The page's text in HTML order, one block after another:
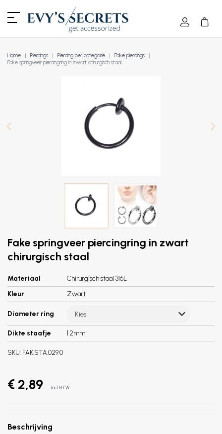
Home Piercings Piercing per categorie
Fake piercings
Fake springveer piercingring in zwart chirurgisch staal
Fake springveer piercingring in zwart
chirurgisch staal
Materiaal
Chirurgisch staal 316L
Kleur
Zwart
Diameter ring Kies
Dikte staafje 1.2mm
SKU: FAK.STA.029.0
€ 2,89 Incl. BTW
Beschrijving